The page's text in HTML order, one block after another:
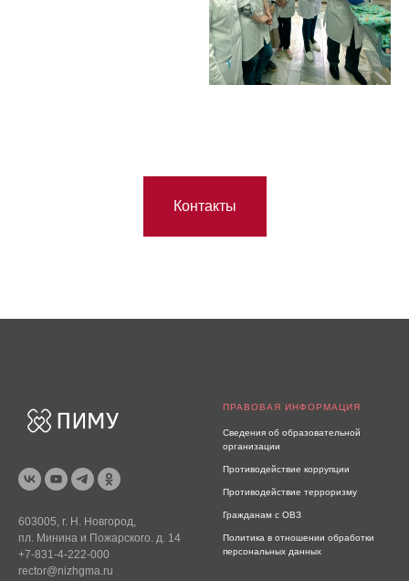
Контакты
603005, г. Н. Новгород,
пл. Минина и Пожарского. д. 14
+7-831-4-222-000
rector@nizhgma.ru
ПРАВОВАЯ ИНФОРМАЦИЯ
Сведения об образовательной
организации
Противодействие коррупции
Противодействие терроризму
Гражданам с ОВЗ
Политика в отношении обработки
персональных данных